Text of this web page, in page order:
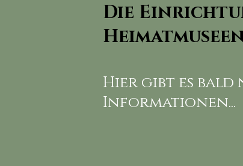
Die
Hier gibt es bald
Informationen...